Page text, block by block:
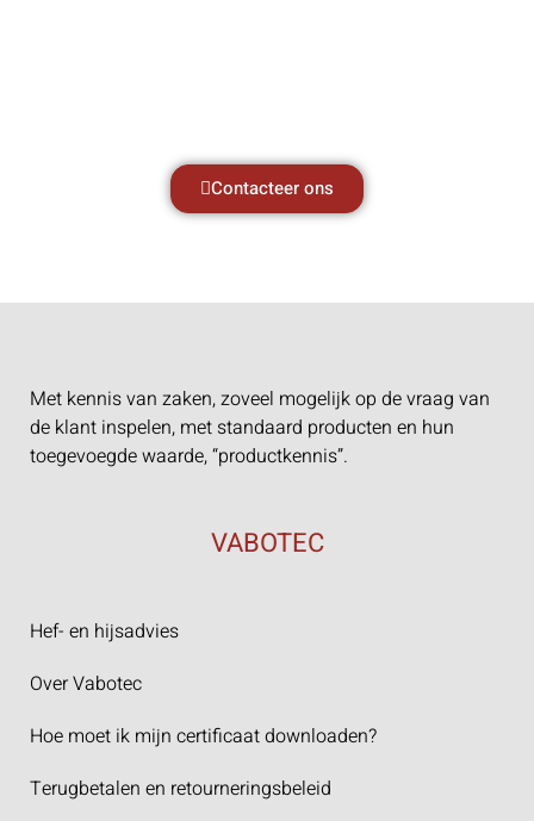
Contacteer ons
Met kennis van zaken, zoveel mogelijk op de vraag van
de klant inspelen, met standaard producten en hun
toegevoegde waarde, “productkennis”.
VABOTEC
Hef- en hijsadvies
Over Vabotec
Hoe moet ik mijn certificaat downloaden?
Terugbetalen en retourneringsbeleid